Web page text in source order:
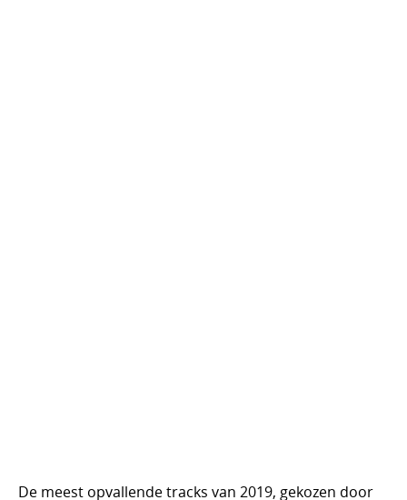
De meest opvallende tracks van 2019, gekozen door